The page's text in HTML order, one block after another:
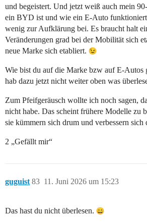
und begeistert. Und jetzt weiß auch mein
ein BYD ist und wie ein E-Auto
wenig zur Aufklärung bei. Es braucht halt
Veränderungen grad bei der Mobilität sich
neue Marke sich etabliert.
Wie bist du auf die Marke bzw auf E-Autos
hab dazu jetzt nicht weiter oben was
Zum Pfeifgeräusch wollte ich noch sagen,
nicht habe. Das scheint frühere Modelle zu
sie kümmern sich drum und verbessern sich
2 „Gefällt mir“
guguist 11. Juni 2026 um 15:23
83
Das hast du nicht überlesen.